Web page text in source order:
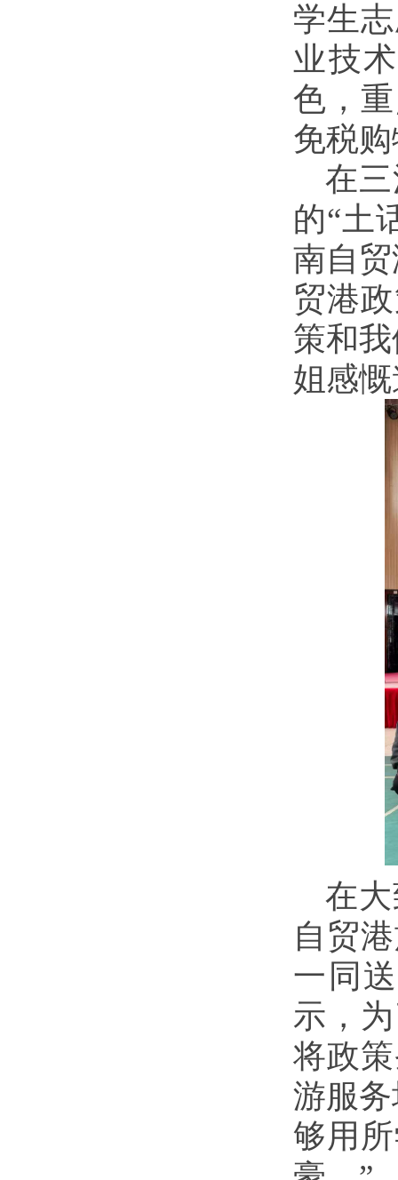
学生
业技
色，
免税
在
的“土
南自
贸港
策和
姐感
在
自贸
一同
示，
将政
游服
够用